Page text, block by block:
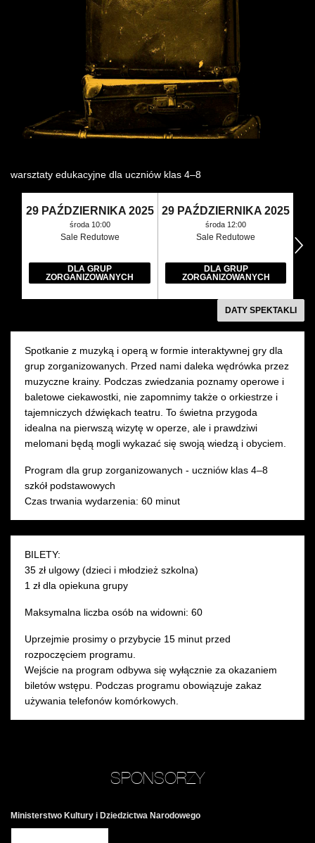
Wynajem kostiumów
Wynajem rekwizytów
Fundusze unijne
Dotacje celowe
warsztaty edukacyjne dla uczniów klas 4–8
29 PAŹDZIERNIKA 2025
środa 10:00
Sale Redutowe
DLA GRUP
ZORGANIZOWANYCH
29 PAŹDZIERNIKA 2025
środa 12:00
Sale Redutowe
DLA GRUP
ZORGANIZOWANYCH
następny
DATY SPEKTAKLI
Spotkanie z muzyką i operą w formie interaktywnej gry dla
grup zorganizowanych. Przed nami daleka wędrówka przez
muzyczne krainy. Podczas zwiedzania poznamy operowe i
baletowe ciekawostki, nie zapomnimy także o orkiestrze i
tajemniczych dźwiękach teatru. To świetna przygoda
idealna na pierwszą wizytę w operze, ale i prawdziwi
melomani będą mogli wykazać się swoją wiedzą i obyciem.
Program dla grup zorganizowanych - uczniów klas 4–8
szkół podstawowych
Czas trwania wydarzenia: 60 minut
BILETY:
35 zł ulgowy (dzieci i młodzież szkolna)
1 zł dla opiekuna grupy
Maksymalna liczba osób na widowni: 60
Uprzejmie prosimy o przybycie 15 minut przed
rozpoczęciem programu.
Wejście na program odbywa się wyłącznie za okazaniem
biletów wstępu. Podczas programu obowiązuje zakaz
używania telefonów komórkowych.
SPONSORZY
Ministerstwo Kultury i Dziedzictwa Narodowego